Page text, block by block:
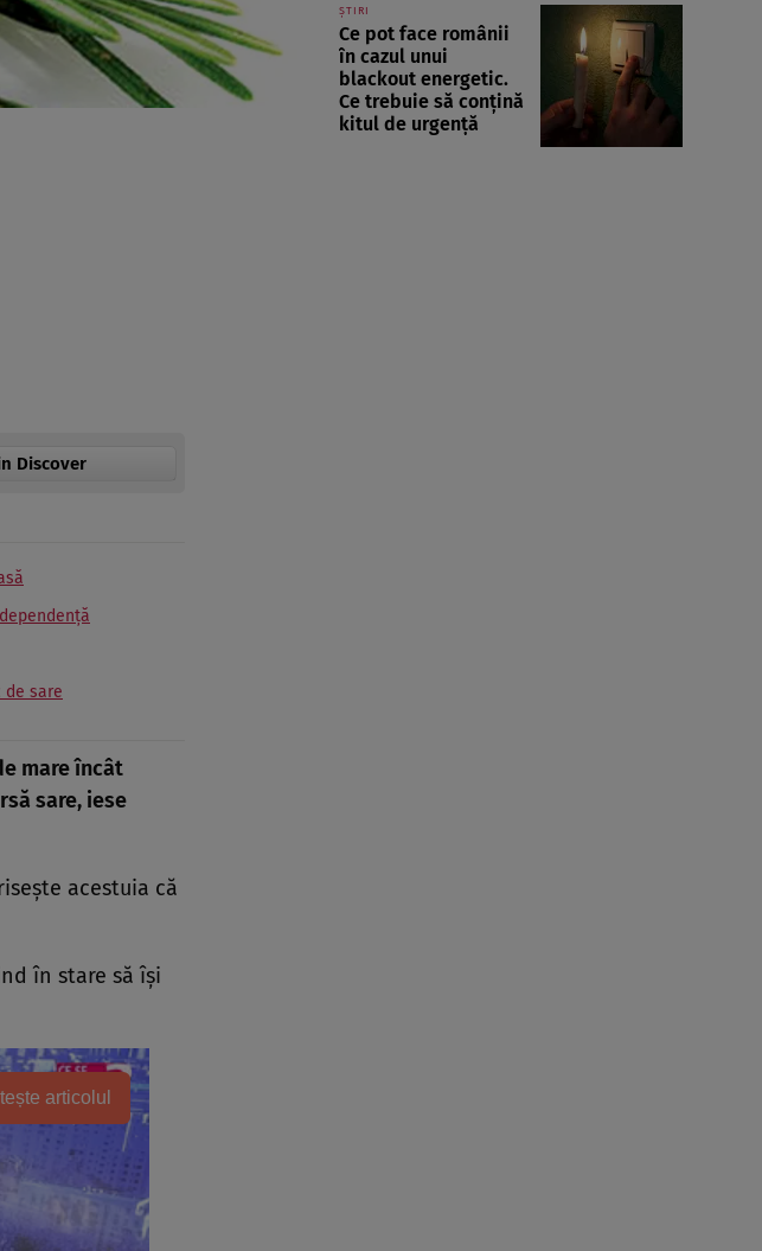
Discover
de sare
mare încât
sare, iese
acestuia că
în stare să îşi
articolul
ȘTIRI
Ce pot face românii
în cazul unui
blackout energetic.
Ce trebuie să conțină
kitul de urgență